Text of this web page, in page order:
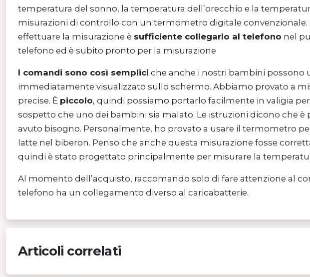
temperatura del sonno, la temperatura dell’orecchio e la
misurazioni di controllo con un termometro digitale
effettuare la misurazione è sufficiente collegarlo al telefono nel
telefono ed è subito pronto per la misurazione
I comandi sono così semplici che anche i nostri bambini possono
immediatamente visualizzato sullo schermo. Abbiamo provato a
precise. È piccolo, quindi possiamo portarlo facilmente in valigia
sospetto che uno dei bambini sia malato. Le istruzioni dicono che
avuto bisogno. Personalmente, ho provato a usare il termometro
latte nel biberon. Penso che anche questa misurazione fosse
quindi è stato progettato principalmente per misurare la
Al momento dell’acquisto, raccomando solo di fare attenzione al
telefono ha un collegamento diverso al caricabatterie.
Articoli correlati
TERMOMETRI MOBILI